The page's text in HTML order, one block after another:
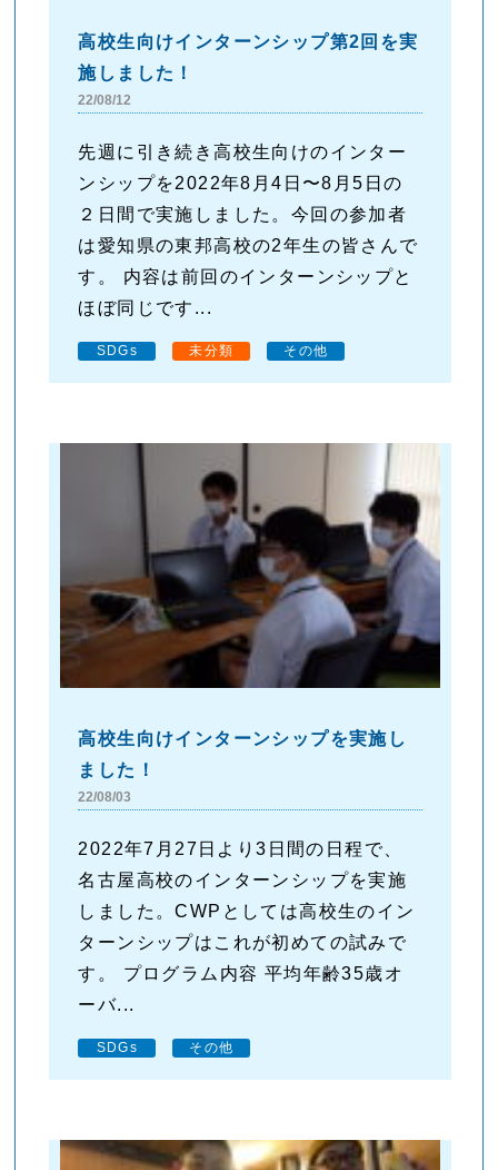
高校生向けインターンシップ第2回を実
施しました！
22/08/12
先週に引き続き高校生向けのインター
ンシップを2022年8月4日〜8月5日の
２日間で実施しました。今回の参加者
は愛知県の東邦高校の2年生の皆さんで
す。 内容は前回のインターンシップと
ほぼ同じです...
SDGs 未分類 その他
高校生向けインターンシップを実施し
ました！
22/08/03
2022年7月27日より3日間の日程で、
名古屋高校のインターンシップを実施
しました。CWPとしては高校生のイン
ターンシップはこれが初めての試みで
す。 プログラム内容 平均年齢35歳オ
ーバ...
SDGs その他